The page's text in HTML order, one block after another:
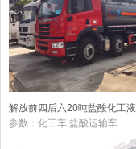
解放前四后六20吨盐酸化工
参数：化工车 盐酸运输车